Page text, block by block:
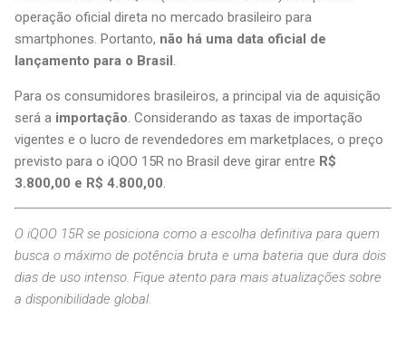
operação oficial direta no mercado brasileiro para
smartphones. Portanto, não há uma data oficial de
lançamento para o Brasil.
Para os consumidores brasileiros, a principal via de aquisição
será a importação. Considerando as taxas de importação
vigentes e o lucro de revendedores em marketplaces, o preço
previsto para o iQOO 15R no Brasil deve girar entre R$
3.800,00 e R$ 4.800,00.
O iQOO 15R se posiciona como a escolha definitiva para quem
busca o máximo de potência bruta e uma bateria que dura dois
dias de uso intenso. Fique atento para mais atualizações sobre
a disponibilidade global.